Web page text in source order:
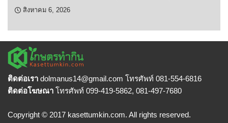
สิงหาคม 6, 2026
ติดต่อเรา dolmanus14@gmail.com โทรศัพท์ 081-554-6816
ติดต่อโฆษณา โทรศัพท์ 099-419-5862, 081-497-7680
Copyright © 2017 kasettumkin.com. All rights reserved.